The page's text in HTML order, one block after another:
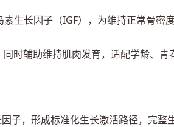
生长因子（IGF），为维持正常骨密
时辅助维持肌肉发育，适配学龄、青
子，形成标准化生长激活路径，完整